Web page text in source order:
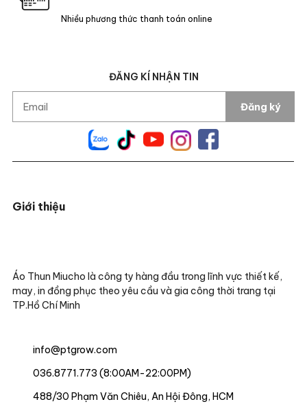
Nhiều phương thức thanh toán online
ĐĂNG KÍ NHẬN TIN
Đăng ký
Giới thiệu
Áo Thun Miucho là công ty hàng đầu trong lĩnh vực thiết kế,
may, in đồng phục theo yêu cầu và gia công thời trang tại
TP.Hồ Chí Minh
info@ptgrow.com
036.8771.773 (8:00AM-22:00PM)
488/30 Phạm Văn Chiêu, An Hội Đông, HCM